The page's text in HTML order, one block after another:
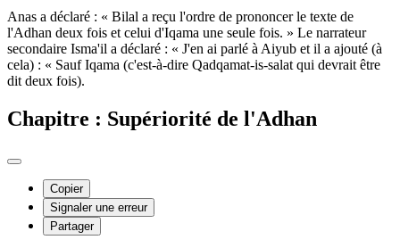
Anas a déclaré : « Bilal a reçu l'ordre de prononcer le texte de
l'Adhan deux fois et celui d'Iqama une seule fois. » Le narrateur
secondaire Isma'il a déclaré : « J'en ai parlé à Aiyub et il a ajouté (à
cela) : « Sauf Iqama (c'est-à-dire Qadqamat-is-salat qui devrait être
dit deux fois).
Chapitre : Supériorité de l'Adhan
Copier
Signaler une erreur
Partager